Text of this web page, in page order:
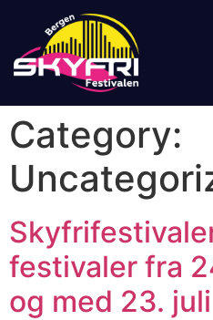
Category:
festivaler fra
og med 23.